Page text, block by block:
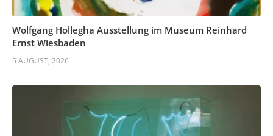
Wolfgang Hollegha Ausstellung im Museum Reinhard
Ernst Wiesbaden
5 AUGUST, 2026